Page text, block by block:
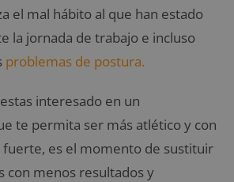
el mal hábito al que han estado
la jornada de trabajo e incluso
problemas de postura.
interesado en un
te permita ser más atlético y con
fuerte, es el momento de sustituir
con menos resultados y